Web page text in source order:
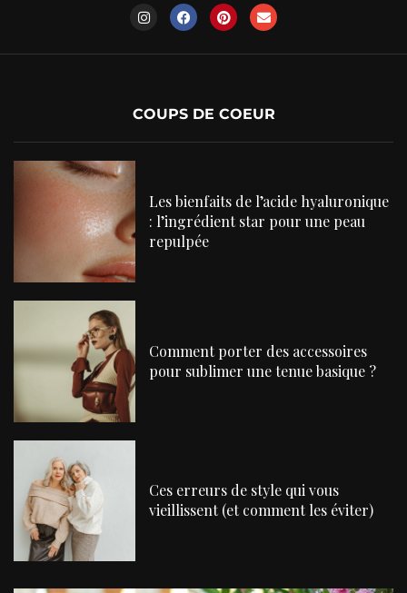
COUPS DE COEUR
Les bienfaits de l’acide hyaluronique
: l’ingrédient star pour une peau
repulpée
Comment porter des accessoires
pour sublimer une tenue basique ?
Ces erreurs de style qui vous
vieillissent (et comment les éviter)